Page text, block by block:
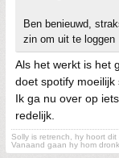
Ben benieuwd,
zin om uit te loggen
Als het werkt is het
doet spotify moeilijk
Ik ga nu over op
redelijk.
Solly is retrench, hy hoort
Vanaand gaan hy hom